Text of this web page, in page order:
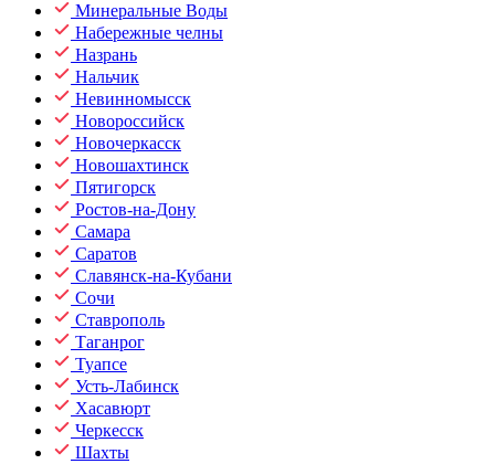
Минеральные Воды
Набережные челны
Назрань
Нальчик
Невинномысск
Новороссийск
Новочеркасск
Новошахтинск
Пятигорск
Ростов-на-Дону
Самара
Саратов
Славянск-на-Кубани
Сочи
Ставрополь
Таганрог
Туапсе
Усть-Лабинск
Хасавюрт
Черкесск
Шахты